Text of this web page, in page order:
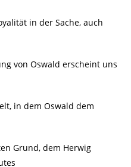
in der Sache, auch
von Oswald erscheint uns
in dem Oswald dem
Grund, dem Herwig